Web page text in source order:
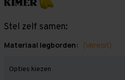
Stel zelf samen:
Materiaal legborden: (Vereist)